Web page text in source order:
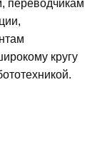
переводчикам
кругу